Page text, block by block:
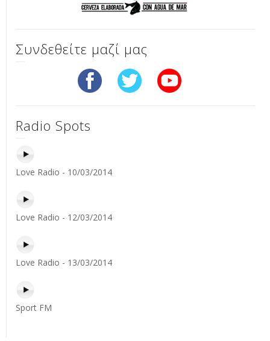
Συνδεθείτε μαζί μας
Radio Spots
Love Radio - 10/03/2014
Love Radio - 12/03/2014
Love Radio - 13/03/2014
Sport FM